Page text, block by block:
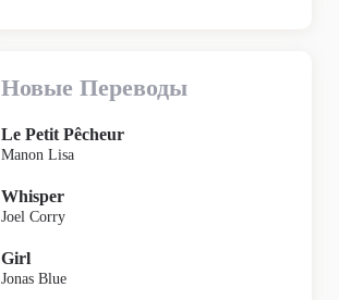
Новые Переводы
Le Petit Pêcheur
Manon Lisa
Whisper
Joel Corry
Girl
Jonas Blue